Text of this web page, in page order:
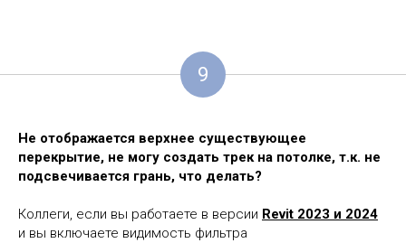
9
Не отображается верхнее существующее
перекрытие, не могу создать трек на потолке, т.к. не
подсвечивается грань, что делать?
Коллеги, если вы работаете в версии Revit 2023 и 2024
и вы включаете видимость фильтра